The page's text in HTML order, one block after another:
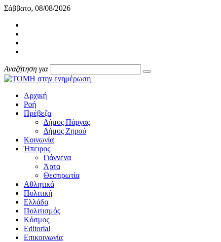
Σάββατο, 08/08/2026
Αναζήτηση για
Αρχική
Ροή
Πρέβεζα
Δήμος Πάργας
Δήμος Ζηρού
Κοινωνία
Ήπειρος
Γιάννενα
Άρτα
Θεσπρωτία
Αθλητικά
Πολιτική
Ελλάδα
Πολιτισμός
Κόσμος
Editorial
Επικοινωνία